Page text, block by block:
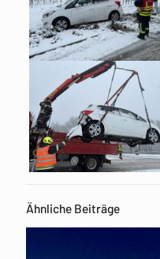
Ähnliche Beiträge